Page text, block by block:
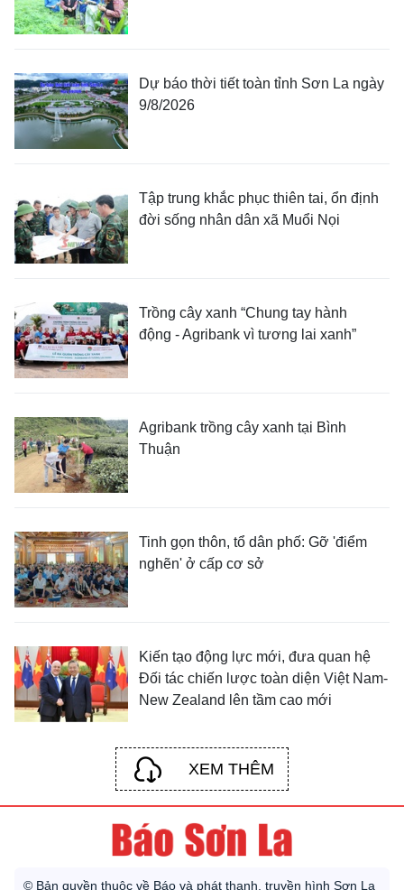
Dự báo thời tiết toàn tỉnh Sơn La ngày
9/8/2026
Tập trung khắc phục thiên tai, ổn định
đời sống nhân dân xã Muổi Nọi
Trồng cây xanh “Chung tay hành
động - Agribank vì tương lai xanh”
Agribank trồng cây xanh tại Bình
Thuận
Tinh gọn thôn, tổ dân phố: Gỡ 'điểm
nghẽn' ở cấp cơ sở
Kiến tạo động lực mới, đưa quan hệ
Đối tác chiến lược toàn diện Việt Nam-
New Zealand lên tầm cao mới
XEM THÊM
© Bản quyền thuộc về Báo và phát thanh, truyền hình Sơn La